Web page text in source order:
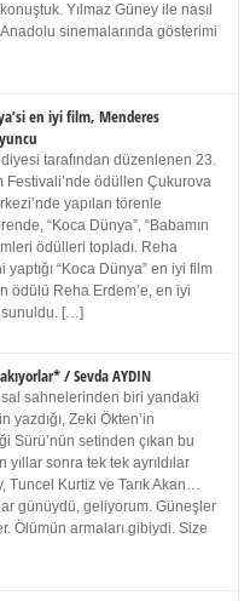
Yılmaz Güney ile nasıl
Anadolu sinemalarında gösterimi
en iyi film, Menderes
tarafından düzenlenen 23.
Festivali’nde ödüllen Çukurova
yapılan törenle
“Koca Dünya”, “Babamın
ödülleri topladı. Reha
“Koca Dünya” en iyi film
ödülü Reha Erdem’e, en iyi
sunuldu. […]
/ Sevda AYDIN
sahnelerinden biri yandaki
yazdığı, Zeki Ökten’in
Sürü’nün setinden çıkan bu
yıllar sonra tek tek ayrıldılar
Tuncel Kurtiz ve Tarık Akan…
günüydü, geliyorum. Güneşler
Ölümün armaları gibiydi. Size